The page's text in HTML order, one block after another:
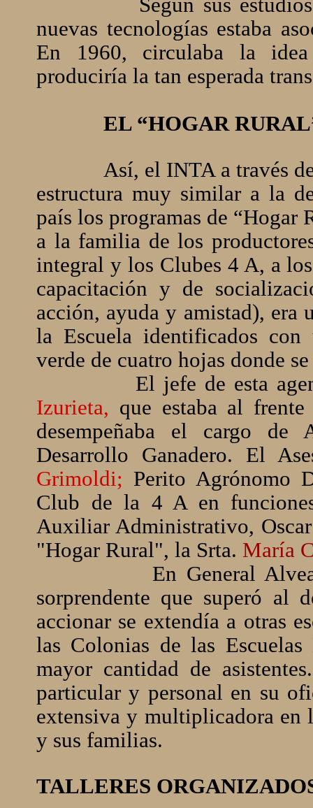
Según sus
nuevas tecnologías estaba
En 1960, circulaba la
produciría la tan esperada
EL “HOGAR
Así, el INTA a través
estructura muy similar a la
país los programas de “Hogar
a la familia de los
integral y los Clubes 4 A, a
capacitación y de
acción, ayuda y amistad),
la Escuela identificados
verde de cuatro hojas donde
El jefe de esta
Izurieta, que estaba al
desempeñaba el cargo de
Desarrollo Ganadero. El
Grimoldi; Perito Agrónomo
Club de la 4 A en
Auxiliar Administrativo, Oscar
"Hogar Rural", la Srta. María
En General
sorprendente que superó al
accionar se extendía a otras
las Colonias de las
mayor cantidad de
particular y personal en su
extensiva y multiplicadora en
y sus familias.
TALLERES